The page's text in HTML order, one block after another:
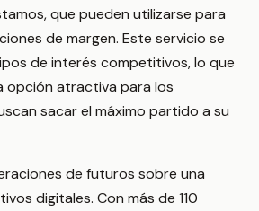
que pueden utilizarse para
de margen. Este servicio se
de interés competitivos, lo que
opción atractiva para los
sacar el máximo partido a su
de futuros sobre una
digitales. Con más de 110